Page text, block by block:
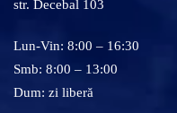
str. Decebal 103
Lun-Vin: 8:00 – 16:30
Smb: 8:00 – 13:00
Dum: zi liberă